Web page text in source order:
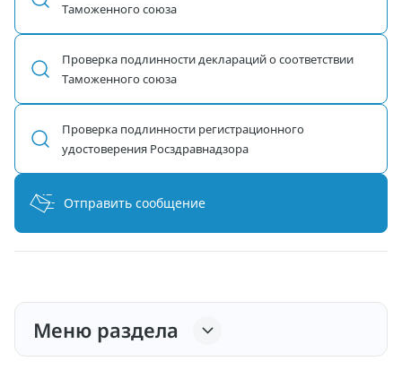
Таможенного союза
Проверка подлинности деклараций о соответствии
Таможенного союза
Проверка подлинности регистрационного
удостоверения Росздравнадзора
Отправить сообщение
Меню раздела